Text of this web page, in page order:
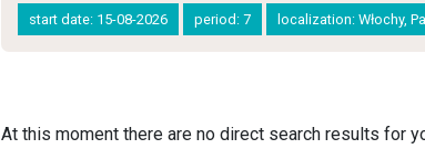
start date: 15-08-2026 period: 7 localization: Włochy,
At this moment there are no direct search results for